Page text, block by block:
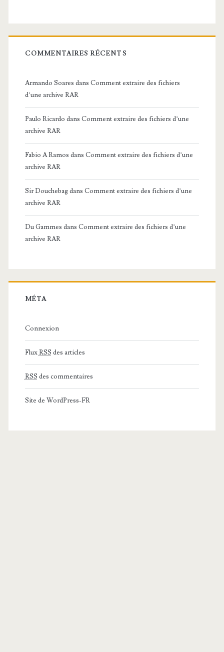
COMMENTAIRES RÉCENTS
Armando Soares dans Comment extraire des fichiers
d’une archive RAR
Paulo Ricardo dans Comment extraire des fichiers d’une
archive RAR
Fabio A Ramos dans Comment extraire des fichiers d’une
archive RAR
Sir Douchebagdans Comment extraire des fichiers d’une
archive RAR
Du Gammes dans Comment extraire des fichiers d’une
archive RAR
MÉTA
Connexion
FluxRSS des articles
RSS des commentaires
Site de WordPress-FR